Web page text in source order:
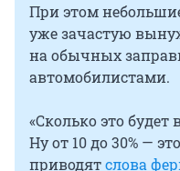
При этом
уже зачастую
на обычных
автомобилистами.
«Сколько это будет
Ну от 10 до 30% —
приводятслова